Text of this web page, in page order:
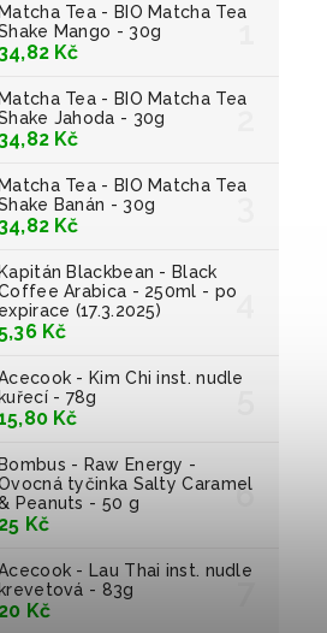
Matcha Tea - BIO Matcha Tea
Mango - 30g
34,82 Kč
Matcha Tea - BIO Matcha Tea
Jahoda - 30g
34,82 Kč
Matcha Tea - BIO Matcha Tea
Banán - 30g
34,82 Kč
Kapitán Blackbean - Black
Arabica - 250ml - po
expirace (17.3.2025)
Kč
- Kim Chi inst. nudle
kuřecí - 78g
Kč
Bombus - Raw Energy -
tyčinka Salty Caramel
Peanuts - 50 g
25 Kč
- Lau Thai inst. nudle
krevetová - 83g
20 Kč